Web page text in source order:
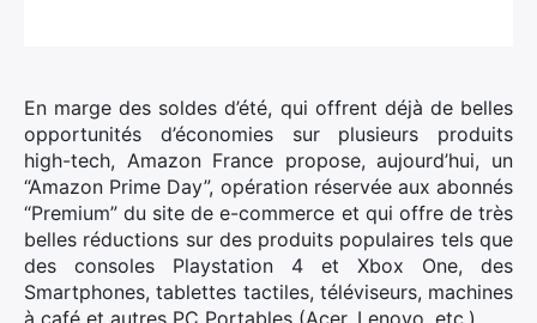
En marge des soldes d’été, qui offrent déjà de belles
opportunités d’économies sur plusieurs produits
high-tech, Amazon France propose, aujourd’hui, un
“Amazon Prime Day”, opération réservée aux abonnés
“Premium” du site de e-commerce et qui offre de très
belles réductions sur des produits populaires tels que
des consoles Playstation 4 et Xbox One, des
Smartphones, tablettes tactiles, téléviseurs, machines
à café et autres PC Portables (Acer, Lenovo, etc.).